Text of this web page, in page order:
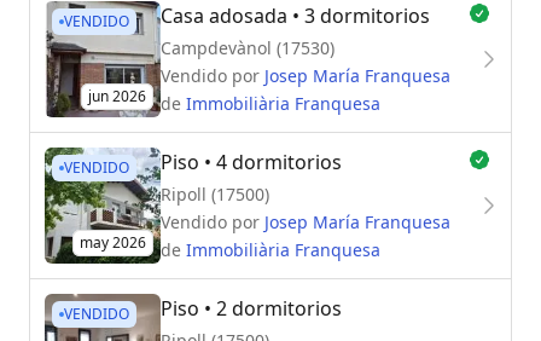
VENDIDO
jun 2026
Casa adosada • 3 dormitorios
Campdevànol (17530)
Vendido por Josep María Franquesa
de Immobiliària Franquesa
VENDIDO
may 2026
Piso • 4 dormitorios
Ripoll (17500)
Vendido por Josep María Franquesa
de Immobiliària Franquesa
VENDIDO Piso • 2 dormitorios